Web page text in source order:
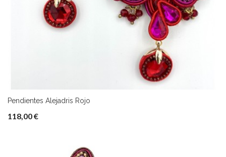
Pendientes Alejadris Rojo
118,00 €